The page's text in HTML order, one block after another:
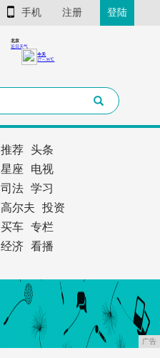
手机 注册 登陆
推荐
头条
星座
电视
司法
学习
高尔夫
投资
买车
专栏
经济 看播
广告